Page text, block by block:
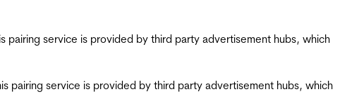
service is provided by third party advertisement hubs, which
pairing service is provided by third party advertisement hubs, which